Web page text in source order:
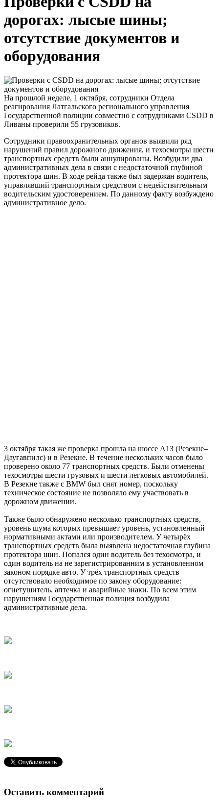
дорогах: лысые шины;
отсутствие документов и
оборудования
На прошлой неделе, 1 октября, сотрудники Отдела
реагирования Латгальского регионального управления
Государственной полиции совместно с сотрудниками CSDD в
Ливаны проверили 55 грузовиков.
Сотрудники правоохранительных органов выявили ряд
нарушений правил дорожного движения, и техосмотры шести
транспортных средств были аннулированы. Возбудили два
административных дела в связи с недостаточной глубиной
протектора шин. В ходе рейда также был задержан водитель,
управлявший транспортным средством с недействительным
водительским удостоверением. По данному факту возбуждено
административное дело.
3 октября такая же проверка прошла на шоссе А13 (Резекне–
Даугавпилс) и в Резекне. В течение нескольких часов было
проверено около 77 транспортных средств. Были отменены
техосмотры шести грузовых и шести легковых автомобилей.
В Резекне также с BMW был снят номер, поскольку
техническое состояние не позволяло ему участвовать в
дорожном движении.
Также было обнаружено несколько транспортных средств,
уровень шума которых превышает уровень, установленный
нормативными актами или производителем. У четырёх
транспортных средств была выявлена ​​недостаточная глубина
протектора шин. Попался один водитель без техосмотра, и
один водитель на не зарегистрированним в установленном
законом порядке авто. У трёх транспортных средств
отсутствовало необходимое по закону оборудование:
огнетушитель, аптечка и аварийные знаки. По всем этим
нарушениям Государственная полиция возбудила
административные дела.
Оставить комментарий